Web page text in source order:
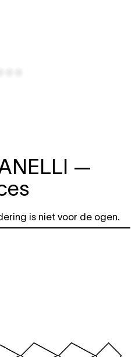
—
is niet voor de ogen.